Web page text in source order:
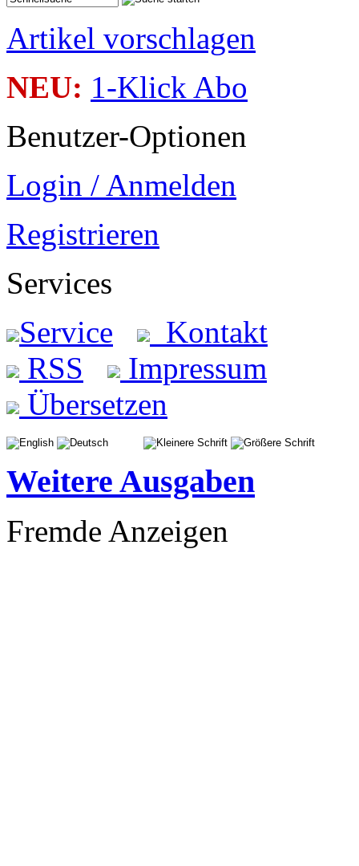
Artikel vorschlagen
NEU: 1-Klick Abo
Benutzer-Optionen
Login / Anmelden
Registrieren
Services
Service
Kontakt
RSS
Impressum
Übersetzen
Weitere Ausgaben
Fremde Anzeigen